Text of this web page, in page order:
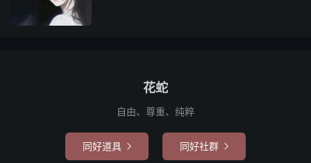
花蛇
自由、尊重、纯粹
同好道具  同好社群 